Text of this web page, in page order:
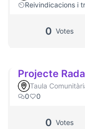
Reivindicacions i
0 Votes
Projecte
Taula
0
0
0 Votes